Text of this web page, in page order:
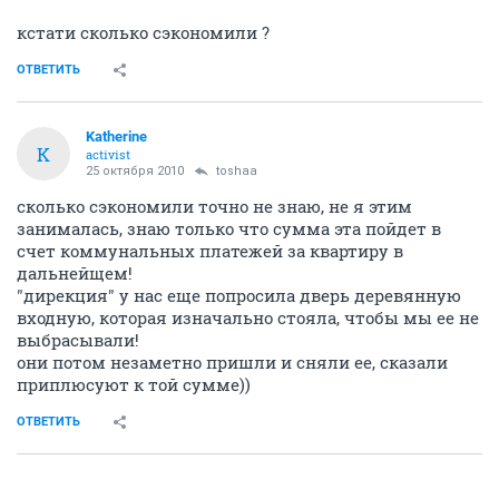
кстати сколько сэкономили ?
ОТВЕТИТЬ
K
Katherine
activist
25 октября 2010 toshaa
сколько сэкономили точно не знаю, не я этим
занималась, знаю только что сумма эта пойдет в
счет коммунальных платежей за квартиру в
дальнейщем!
"дирекция" у нас еще попросила дверь деревянную
входную, которая изначально стояла, чтобы мы ее не
выбрасывали!
они потом незаметно пришли и сняли ее, сказали
приплюсуют к той сумме))
ОТВЕТИТЬ